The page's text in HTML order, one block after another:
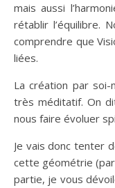
mais aussi
rétablir l’équilibre.
comprendre que
liées.
La création par soi-
très méditatif. On
nous faire évoluer
Je vais donc tenter
cette géométrie
partie, je vous